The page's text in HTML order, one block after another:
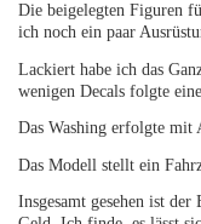
Die beigelegten Figuren
ich noch ein paar
Lackiert habe ich das
wenigen Decals folgte
Das Washing erfolgte mit
Das Modell stellt ein
Insgesamt gesehen ist